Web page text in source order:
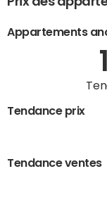
Appartements
Tendance prix
Tendance ventes